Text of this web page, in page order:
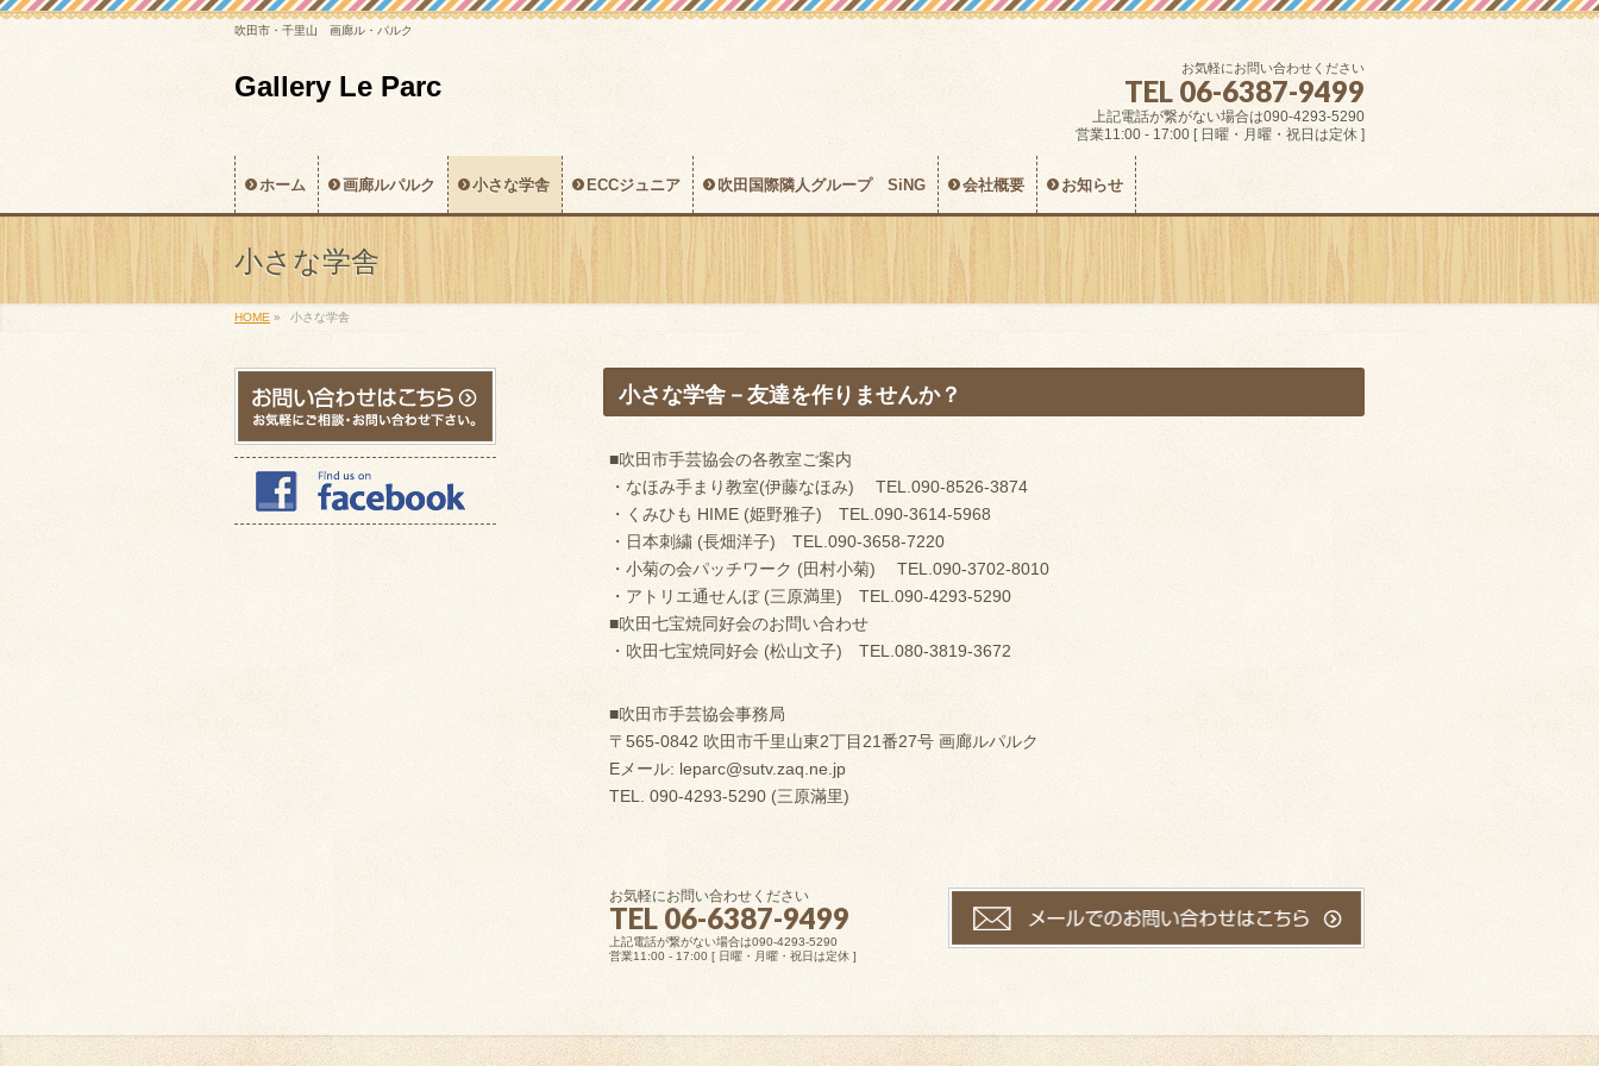
吹田市・千里山 画廊ル・パルク
Gallery Le Parc
お気軽にお問い合わせください
TEL 06-6387-9499
上記電話が繋がない場合は090-4293-5290
営業11:00 - 17:00 [ 日曜・月曜・祝日は定休 ]
ホーム 画廊ルパルク 小さな学舎 ECCジュニア 吹田国際隣人グループ SiNG 会社概要 お知らせ
小さな学舎
HOME » 小さな学舎
小さな学舎－友達を作りませんか？
■吹田市手芸協会の各教室ご案内
・なほみ手まり教室(伊藤なほみ) TEL.090-8526-3874
・くみひも HIME (姫野雅子) TEL.090-3614-5968
・日本刺繍 (長畑洋子) TEL.090-3658-7220
・小菊の会パッチワーク (田村小菊) TEL.090-3702-8010
・アトリエ通せんぼ (三原満里) TEL.090-4293-5290
■吹田七宝焼同好会のお問い合わせ
・吹田七宝焼同好会 (松山文子) TEL.080-3819-3672
■吹田市手芸協会事務局
〒565-0842 吹田市千里山東2丁目21番27号 画廊ルパルク
Eメール: leparc@sutv.zaq.ne.jp
TEL. 090-4293-5290 (三原滿里)
お気軽にお問い合わせください
TEL 06-6387-9499
上記電話が繋がない場合は090-4293-5290
営業11:00 - 17:00 [ 日曜・月曜・祝日は定休 ]